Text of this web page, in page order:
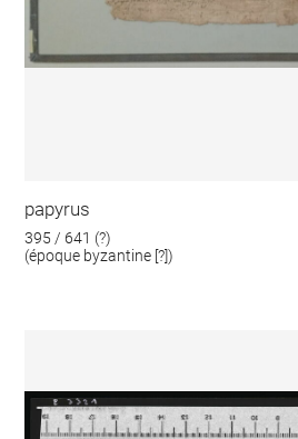
papyrus
395 / 641 (?)
(époque byzantine [?])